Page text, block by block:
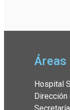
Áreas
Hospital
Dirección